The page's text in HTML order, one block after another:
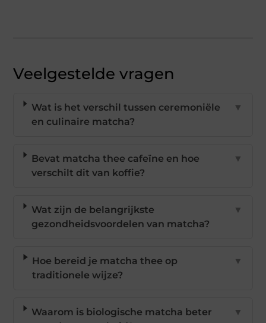
Veelgestelde vragen
Wat is het verschil tussen ceremoniële
en culinaire matcha?
▼
Bevat matcha thee cafeïne en hoe
verschilt dit van koffie?
▼
Wat zijn de belangrijkste
gezondheidsvoordelen van matcha?
▼
Hoe bereid je matcha thee op
traditionele wijze?
▼
Waarom is biologische matcha beter
▼